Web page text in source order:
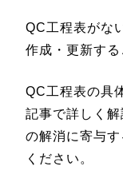
QC工程表がな
作成・更新する
QC工程表の具
記事で詳しく
の解消に寄与
ください。